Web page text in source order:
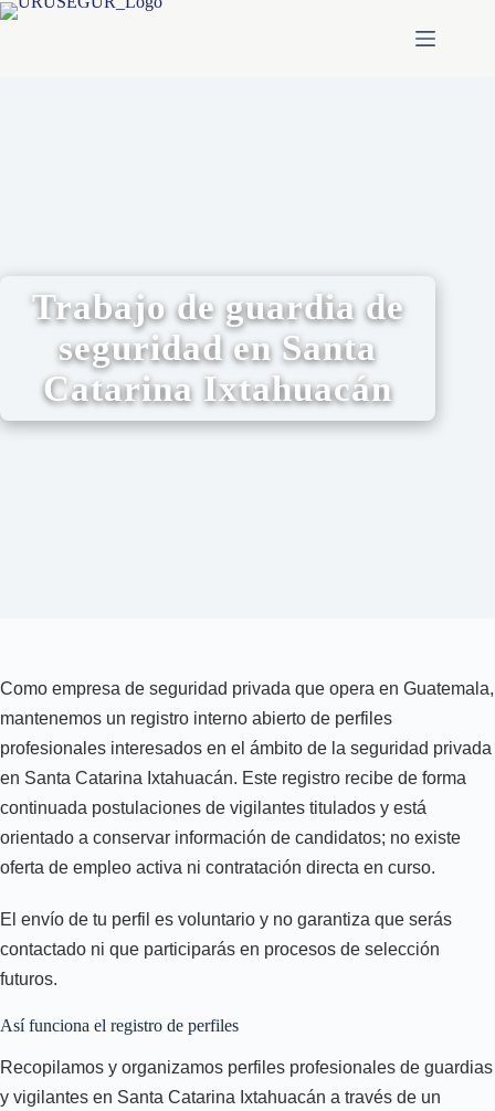
Trabajo de guardia de
seguridad en Santa
Catarina Ixtahuacán
Como empresa de seguridad privada que opera en Guatemala,
mantenemos un registro interno abierto de perfiles
profesionales interesados en el ámbito de la seguridad privada
en Santa Catarina Ixtahuacán. Este registro recibe de forma
continuada postulaciones de vigilantes titulados y está
orientado a conservar información de candidatos; no existe
oferta de empleo activa ni contratación directa en curso.
El envío de tu perfil es voluntario y no garantiza que serás
contactado ni que participarás en procesos de selección
futuros.
Así funciona el registro de perfiles
Recopilamos y organizamos perfiles profesionales de guardias
y vigilantes en Santa Catarina Ixtahuacán a través de un